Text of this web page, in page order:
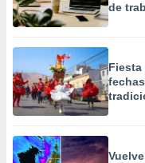
de
Fiesta